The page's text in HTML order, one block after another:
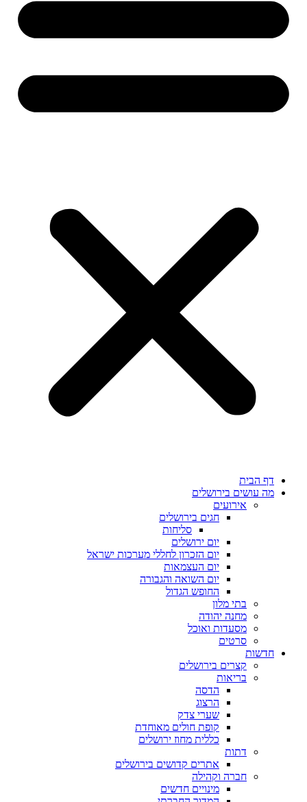
דף הבית
מה עושים בירושלים
אירועים
חגים בירושלים
סליחות
יום ירושלים
יום הזכרון לחללי מערכות ישראל
יום העצמאות
יום השואה והגבורה
החופש הגדול
בתי מלון
מחנה יהודה
מסעדות ואוכל
סרטים
חדשות
קצרים בירושלים
בריאות
הדסה
הרצוג
שערי צדק
קופת חולים מאוחדת
כללית מחוז ירושלים
דתות
אתרים קדושים בירושלים
חברה וקהילה
מינויים חדשים